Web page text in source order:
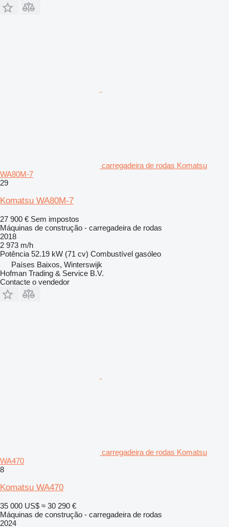
carregadeira de rodas Komatsu
WA80M-7
29
Komatsu WA80M-7
27 900 € Sem impostos
Máquinas de construção - carregadeira de rodas
2018
2 973 m/h
Potência 52.19 kW (71 cv) Combustível gasóleo
Países Baixos, Winterswijk
Hofman Trading & Service B.V.
Contacte o vendedor
carregadeira de rodas Komatsu
WA470
8
Komatsu WA470
35 000 US$ ≈ 30 290 €
Máquinas de construção - carregadeira de rodas
2024